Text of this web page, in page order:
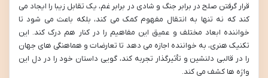
قرار گرفتن صلح در برابر جنگ و شادی در برابر غم، یک تقابل زیبا را ایجاد می
کند که نه تنها به انتقال مفهوم کمک می کند، بلکه باعث می شود تا
خواننده ابعاد مختلف و عمیق این مفاهیم را در کنار هم درک کند. این
تکنیک هنری، به خواننده اجازه می دهد تا تعارضات و هماهنگی های جهان
را در قالبی دلنشین و تأثیرگذار تجربه کند، گویی داستان خود را در دل این
واژه ها کشف می کند.